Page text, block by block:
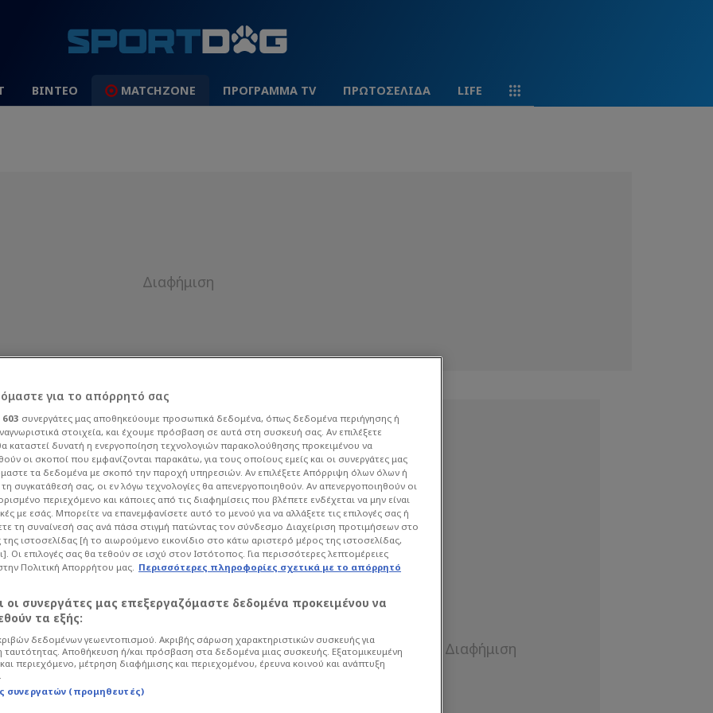
ΒΙΝΤΕΟ MATCHZONE ΠΡΟΓΡΑΜΜΑ TV ΠΡΩΤΟΣΕΛΙΔΑ LIFE
εισόδου στην
Τουρκάλα!
Πολιτική
Συνοριακό Σταθμό των Κήπων Έβρου,
να εισέλθει στην Ελλάδα μαζί με
για το απόρρητό σας
603 συνεργάτες μας αποθηκεύουμε προσωπικά δεδομένα, όπως δεδομένα περιήγησης ή
στοιχεία, και έχουμε πρόσβαση σε αυτά στη συσκευή σας. Αν επιλέξετε
καταστεί δυνατή η ενεργοποίηση τεχνολογιών παρακολούθησης προκειμένου να
οι σκοποί που εμφανίζονται παρακάτω, για τους οποίους εμείς και οι συνεργάτες μας
τα δεδομένα με σκοπό την παροχή υπηρεσιών. Αν επιλέξετε Απόρριψη όλων όλων ή
συγκατάθεσή σας, οι εν λόγω τεχνολογίες θα απενεργοποιηθούν. Αν απενεργοποιηθούν οι
περιεχόμενο και κάποιες από τις διαφημίσεις που βλέπετε ενδέχεται να μην είναι
με εσάς. Μπορείτε να επανεμφανίσετε αυτό το μενού για να αλλάξετε τις επιλογές σας ή
τη συναίνεσή σας ανά πάσα στιγμή πατώντας τον σύνδεσμο Διαχείριση προτιμήσεων στο
ιστοσελίδας [ή το αιωρούμενο εικονίδιο στο κάτω αριστερό μέρος της ιστοσελίδας,
Οι επιλογές σας θα τεθούν σε ισχύ στον Ιστότοπος. Για περισσότερες λεπτομέρειες
Πολιτική Απορρήτου μας. Περισσότερες πληροφορίες σχετικά με το απόρρητό
οι συνεργάτες μας επεξεργαζόμαστε δεδομένα προκειμένου να
τα εξής:
δεδομένων γεωεντοπισμού. Ακριβής σάρωση χαρακτηριστικών συσκευής για
ταυτότητας. Αποθήκευση ή/και πρόσβαση στα δεδομένα μιας συσκευής. Εξατομικευμένη
περιεχόμενο, μέτρηση διαφήμισης και περιεχομένου, έρευνα κοινού και ανάπτυξη
συνεργατών (προμηθευτές)